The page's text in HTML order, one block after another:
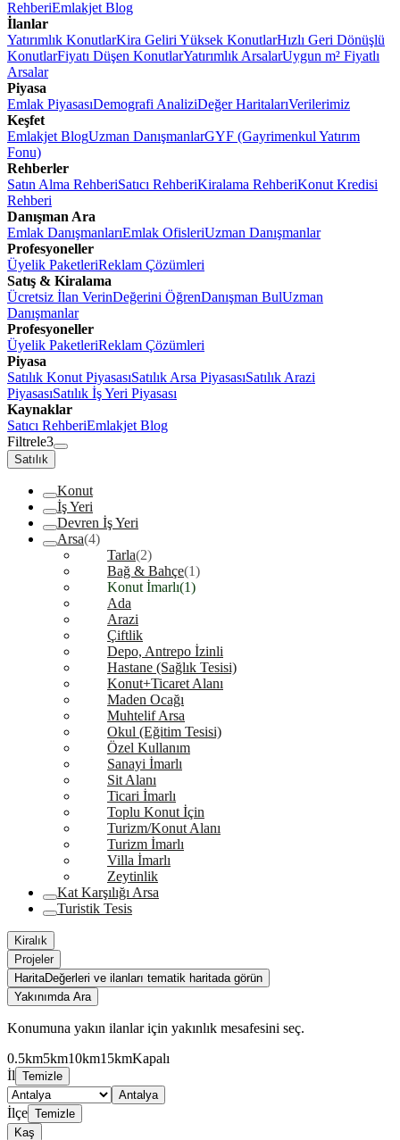
RehberiEmlakjet Blog
İlanlar
Yatırımlık KonutlarKira Geliri Yüksek KonutlarHızlı Geri Dönüşlü
KonutlarFiyatı Düşen KonutlarYatırımlık ArsalarUygun m² Fiyatlı
Arsalar
Piyasa
Emlak PiyasasıDemografi AnaliziDeğer HaritalarıVerilerimiz
Keşfet
Emlakjet BlogUzman DanışmanlarGYF (Gayrimenkul Yatırım
Fonu)
Rehberler
Satın Alma RehberiSatıcı RehberiKiralama RehberiKonut Kredisi
Rehberi
Danışman Ara
Emlak DanışmanlarıEmlak OfisleriUzman Danışmanlar
Profesyoneller
Üyelik PaketleriReklam Çözümleri
Satış & Kiralama
Ücretsiz İlan VerinDeğerini ÖğrenDanışman BulUzman
Danışmanlar
Profesyoneller
Üyelik PaketleriReklam Çözümleri
Piyasa
Satılık Konut PiyasasıSatılık Arsa PiyasasıSatılık Arazi
PiyasasıSatılık İş Yeri Piyasası
Kaynaklar
Satıcı RehberiEmlakjet Blog
Filtrele3
Satılık
Konut
İş Yeri
Devren İş Yeri
Arsa(4)
Tarla(2)
Bağ & Bahçe(1)
Konut İmarlı(1)
Ada
Arazi
Çiftlik
Depo, Antrepo İzinli
Hastane (Sağlık Tesisi)
Konut+Ticaret Alanı
Maden Ocağı
Muhtelif Arsa
Okul (Eğitim Tesisi)
Özel Kullanım
Sanayi İmarlı
Sit Alanı
Ticari İmarlı
Toplu Konut İçin
Turizm/Konut Alanı
Turizm İmarlı
Villa İmarlı
Zeytinlik
Kat Karşılığı Arsa
Turistik Tesis
Kiralık
Projeler
HaritaDeğerleri ve ilanları tematik haritada görün
Yakınımda Ara
Konumuna yakın ilanlar için yakınlık mesafesini seç.
0.5km5km10km15kmKapalı
İl Temizle
Antalya
İlçe Temizle
Kaş